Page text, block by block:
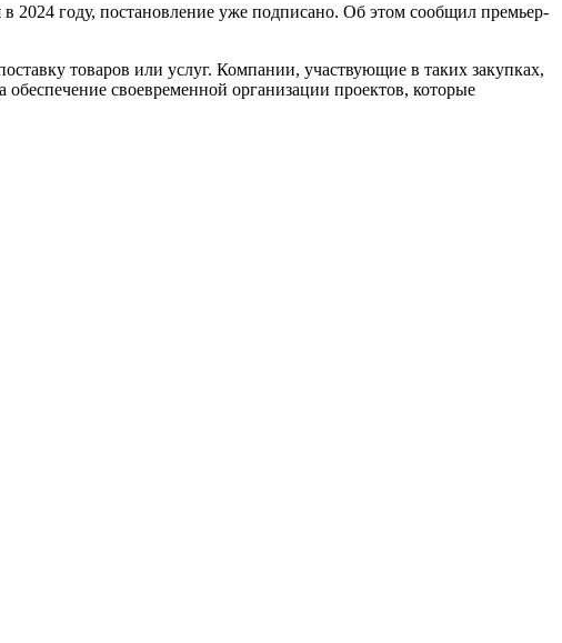
году, постановление уже подписано. Об этом сообщил премьер-
товаров или услуг. Компании, участвующие в таких закупках,
своевременной организации проектов, которые